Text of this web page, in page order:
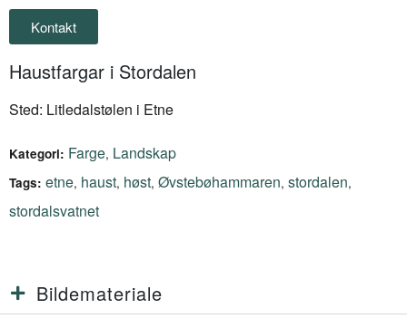
Kontakt
Haustfargar i Stordalen
Sted: Litledalstølen i Etne
Kategori: Farge, Landskap
Tags: etne, haust, høst, Øvstebøhammaren, stordalen,
stordalsvatnet
Bildemateriale